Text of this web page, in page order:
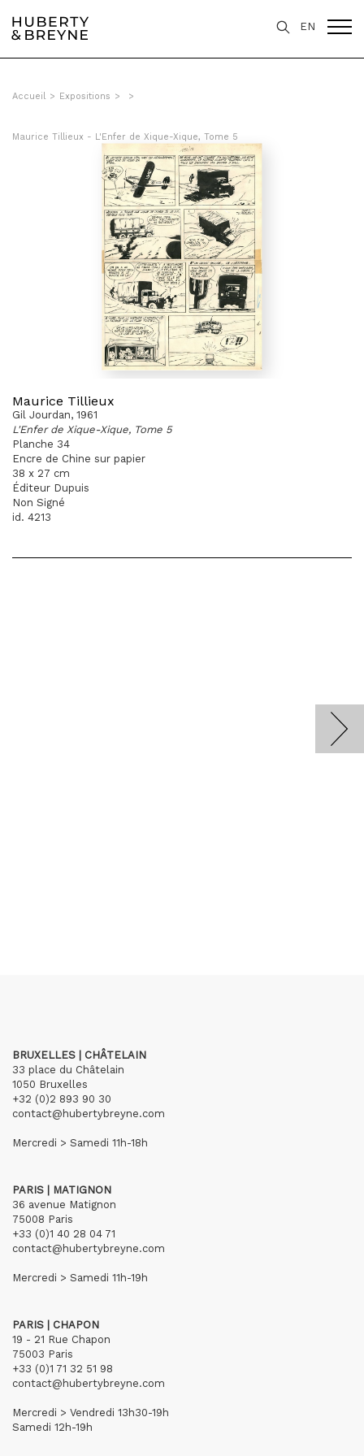
EN
Accueil > Expositions > >
Maurice Tillieux - L'Enfer de Xique-Xique, Tome 5
Maurice Tillieux
Gil Jourdan, 1961
L'Enfer de Xique-Xique, Tome 5
Planche 34
Encre de Chine sur papier
38 x 27 cm
Éditeur Dupuis
Non Signé
id. 4213
BRUXELLES | CHÂTELAIN
33 place du Châtelain
1050 Bruxelles
+32 (0)2 893 90 30
contact@hubertybreyne.com
Mercredi > Samedi 11h-18h
PARIS | MATIGNON
36 avenue Matignon
75008 Paris
+33 (0)1 40 28 04 71
contact@hubertybreyne.com
Mercredi > Samedi 11h-19h
PARIS | CHAPON
19 - 21 Rue Chapon
75003 Paris
+33 (0)1 71 32 51 98
contact@hubertybreyne.com
Mercredi > Vendredi 13h30-19h
Samedi 12h-19h